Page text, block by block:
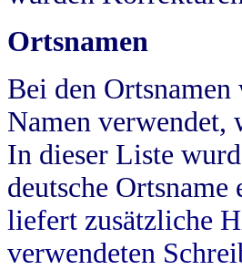
Ortsnamen
Bei den
Namen verwendet,
In dieser Liste
deutsche Ortsname
liefert zusätzliche
verwendeten